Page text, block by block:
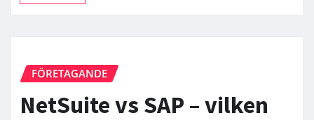
FÖRETAGANDE
NetSuite vs SAP – vilken